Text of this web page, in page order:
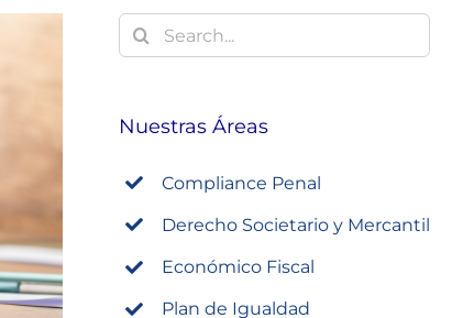
Buscar:
Nuestras Áreas
Compliance Penal
Derecho Societario y Mercantil
Económico Fiscal
Plan de Igualdad